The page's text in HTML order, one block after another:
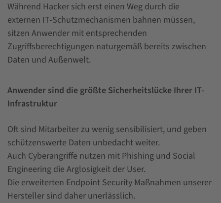
Während Hacker sich erst einen Weg durch die
externen IT-Schutzmechanismen bahnen müssen,
sitzen Anwender mit entsprechenden
Zugriffsberechtigungen naturgemäß bereits zwischen
Daten und Außenwelt.
Anwender sind die größte Sicherheitslücke Ihrer IT-
Infrastruktur
Oft sind Mitarbeiter zu wenig sensibilisiert, und geben
schützenswerte Daten unbedacht weiter.
Auch Cyberangriffe nutzen mit Phishing und Social
Engineering die Arglosigkeit der User.
Die erweiterten Endpoint Security Maßnahmen unserer
Hersteller sind daher unerlässlich.